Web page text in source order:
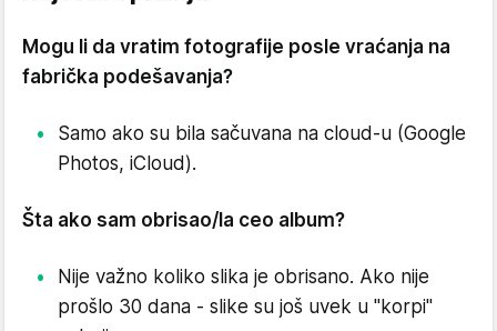
Mogu li da vratim fotografije posle vraćanja na
fabrička podešavanja?
Samo ako su bila sačuvana na cloud-u (Google
Photos, iCloud).
Šta ako sam obrisao/la ceo album?
Nije važno koliko slika je obrisano. Ako nije
prošlo 30 dana - slike su još uvek u "korpi"